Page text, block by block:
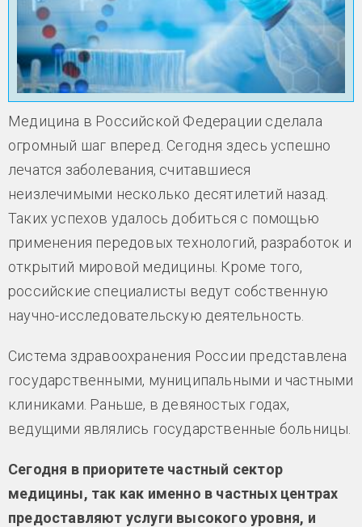
Медицина в Российской Федерации сделала
огромный шаг вперед. Сегодня здесь успешно
лечатся заболевания, считавшиеся
неизлечимыми несколько десятилетий назад.
Таких успехов удалось добиться с помощью
применения передовых технологий, разработок и
открытий мировой медицины. Кроме того,
российские специалисты ведут собственную
научно-исследовательскую деятельность.
Система здравоохранения России представлена
государственными, муниципальными и частными
клиниками. Раньше, в девяностых годах,
ведущими являлись государственные больницы.
Сегодня в приоритете частный сектор
медицины, так как именно в частных центрах
предоставляют услуги высокого уровня, и